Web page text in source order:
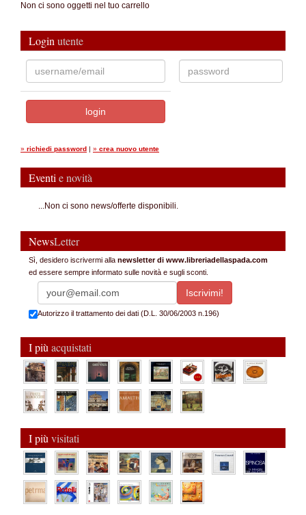
Non ci sono oggetti nel tuo carrello
Login utente
» richiedi password | » crea nuovo utente
Eventi e novità
...Non ci sono news/offerte disponibili.
NewsLetter
Sì, desidero iscrivermi alla newsletter di www.libreriadellaspada.com
ed essere sempre informato sulle novità e sugli sconti.
Autorizzo il trattamento dei dati (D.L. 30/06/2003 n.196)
I più acquistati
I più visitati